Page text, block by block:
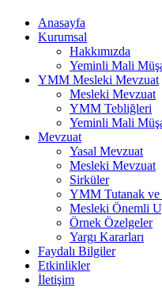
Anasayfa
Kurumsal
Hakkımızda
Yeminli Mali
YMM Mesleki Mevzuat
Mesleki Mevzuat
YMM Tebliğleri
Yeminli Mali
Mevzuat
Yasal Mevzuat
Mesleki Mevzuat
Sirküler
YMM Tutanak ve
Mesleki Önemli
Örnek Özelgeler
Yargı Kararları
Faydalı Bilgiler
Etkinlikler
İletişim